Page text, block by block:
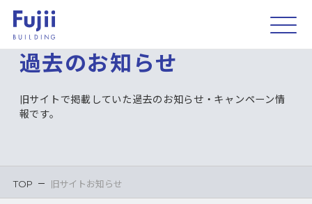
過去のお知 らせ
旧サイトで掲載していた過去のお知らせ・キャンペーン情
報です。
TOP 旧サイトお知らせ